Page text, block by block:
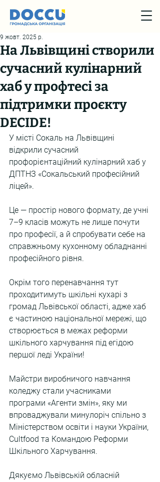
На Львівщині створили
сучасний кулінарний
хаб у профтесі за
підтримки проєкту
DECIDE!
9 жовт. 2025 р.
У місті Сокаль на Львівщині
відкрили сучасний
профорієнтаційний кулінарний хаб у
ДПТНЗ «Сокальський професійний
ліцей».
Це — простір нового формату, де учні
7–9 класів можуть не лише почути
про професії, а й спробувати себе на
справжньому кухонному обладнанні
професійного рівня.
Окрім того перенавчання тут
проходитимуть шкільні кухарі з
громад Львівської області, адже хаб
є частиною національної мережі, що
створюється в межах реформи
шкільного харчування під егідою
першої леді України!
Майстри виробничого навчання
коледжу стали учасниками
програми «Агенти змін», яку ми
впроваджували минулоріч спільно з
Міністерством освіти і науки України,
Сultfood та Командою Реформи
Шкільного Харчування.
Дякуємо Львівській обласній